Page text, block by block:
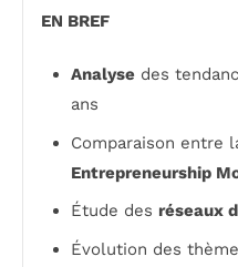
EN BREF
Analyse des
ans
Comparaison entre
Entrepreneurship
Étude des réseaux
Évolution des